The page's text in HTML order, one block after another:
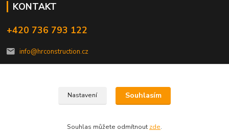
KONTAKT
+420 736 793 122
info@hrconstruction.cz
HR construction, s.r.o. 2023
Nastavení Souhlasím
Souhlas můžete odmítnout zde.